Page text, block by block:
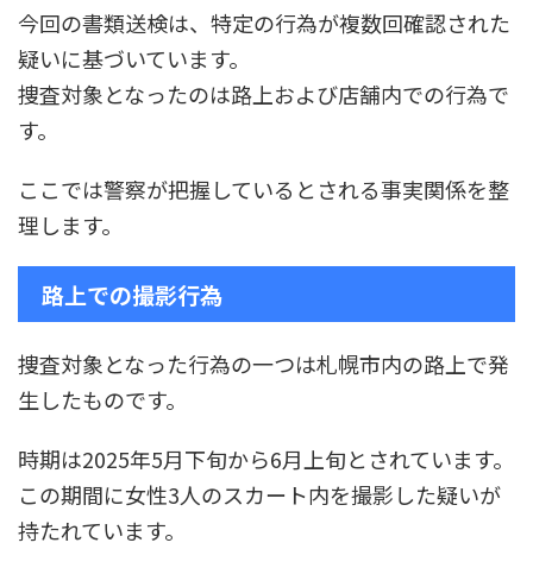
今回の書類送検は、特定の行為が複数回確認された
疑いに基づいています。
捜査対象となったのは路上および店舗内での行為で
す。
ここでは警察が把握しているとされる事実関係を整
理します。
路上での撮影行為
捜査対象となった行為の一つは札幌市内の路上で発
生したものです。
時期は2025年5月下旬から6月上旬とされています。
この期間に女性3人のスカート内を撮影した疑いが
持たれています。